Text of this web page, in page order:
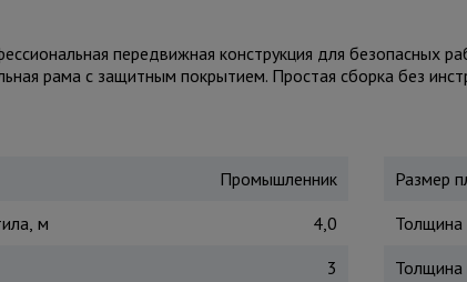
передвижная конструкция для безопасных
рама с защитным покрытием. Простая сборка без
Промышленник
м
4,0
3
Размер
Толщина